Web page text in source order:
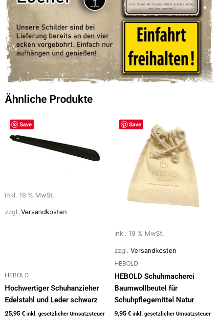
Ähnliche Produkte
Save
inkl. 19 % MwSt.
zzgl. Versandkosten
HEBOLD
Hochwertiger Schuhanzieher
Edelstahl und Leder schwarz
25,95 € inkl. gesetzlicher Umsatzsteuer
Save
inkl. 19 % MwSt.
zzgl. Versandkosten
HEBOLD
HEBOLD Schuhmacherei
Baumwollbeutel für
Schuhpflegemittel Natur
9,95 € inkl. gesetzlicher Umsatzsteuer